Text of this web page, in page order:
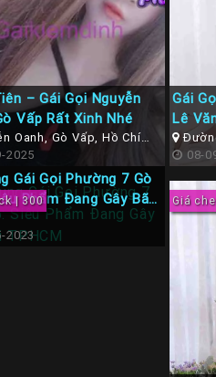
– Gái Gọi Nguyễn
Vấp Rất Xinh Nhé
Oanh, Gò Vấp, Hồ Chí
2025
Gái
Lê
Gò Vấp
08-
| 300
Gái Gọi Phường 7 Gò
Phẩm Đang Gây Bão
2023
Giá